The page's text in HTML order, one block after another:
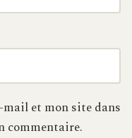
et mon site dans
commentaire.